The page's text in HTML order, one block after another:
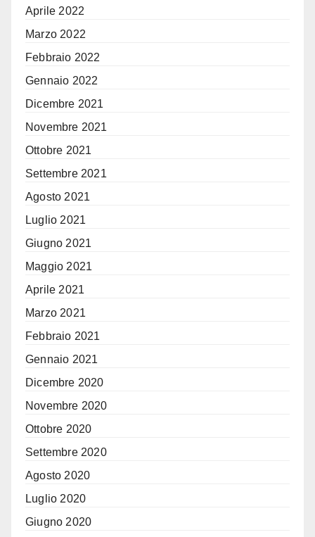
Aprile 2022
Marzo 2022
Febbraio 2022
Gennaio 2022
Dicembre 2021
Novembre 2021
Ottobre 2021
Settembre 2021
Agosto 2021
Luglio 2021
Giugno 2021
Maggio 2021
Aprile 2021
Marzo 2021
Febbraio 2021
Gennaio 2021
Dicembre 2020
Novembre 2020
Ottobre 2020
Settembre 2020
Agosto 2020
Luglio 2020
Giugno 2020